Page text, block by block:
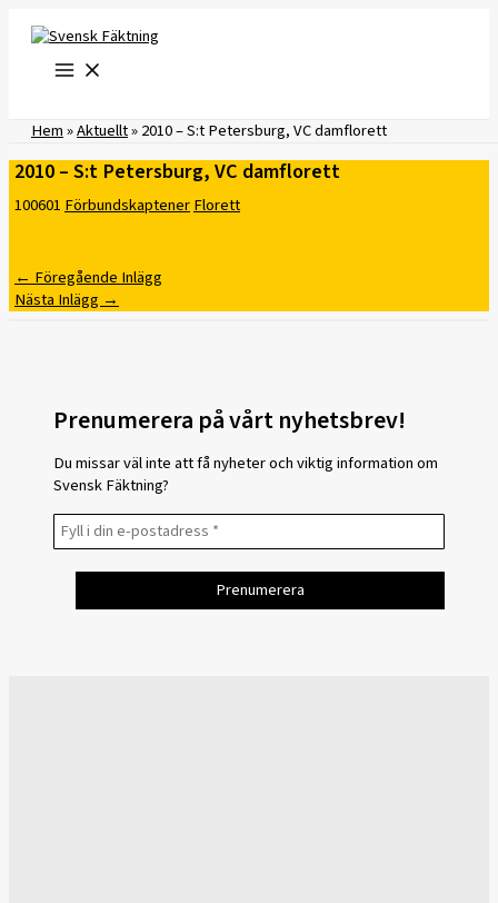
innehåll
Hem»Aktuellt»2010 – S:t Petersburg, VC damflorett
2010 – S:t Petersburg, VC damflorett
100601FörbundskaptenerFlorett
← Föregående Inlägg
Nästa Inlägg →
Prenumerera på vårt nyhetsbrev!
Du missar väl inte att få nyheter och viktig information om
Svensk Fäktning?